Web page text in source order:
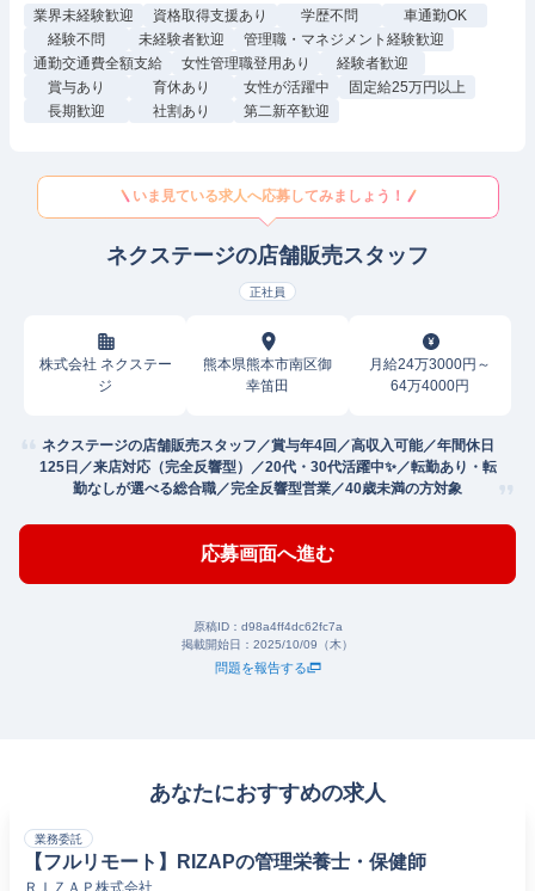
業界未経験歓迎 資格取得支援あり 学歴不問
車通勤OK
経験不問
未経験者歓迎
管理職・マネジメント経験歓迎
通勤交通費全額支給
女性管理職登用あり
経験者歓迎
賞与あり
育休あり 女性が活躍中
固定給25万円以上
長期歓迎
社割あり 第二新卒歓迎
いま見ている求人へ応募してみましょう！
ネクステージの店舗販売スタッフ
正社員
株式会社 ネクステー
ジ
熊本県熊本市南区御
幸笛田
月給24万3000円～
64万4000円
ネクステージの店舗販売スタッフ／賞与年4回／高収入可能／年間休日
125日／来店対応（完全反響型）／20代・30代活躍中✨／転勤あり・転
勤なしが選べる総合職／完全反響型営業／40歳未満の方対象
応募画面へ進む
原稿ID： d98a4ff4dc62fc7a
掲載開始日： 2025/10/09（木）
問題を報告する
あなたにおすすめの求人
業務委託
【フルリモート】RIZAPの管理栄養士・保健師
ＲＩＺＡＰ株式会社